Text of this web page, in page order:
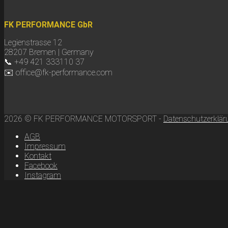
FK PERFORMANCE GbR
Legienstrasse 12
28207 Bremen | Germany
📞 +49 421 333110 37
✉️ office@fk-performance.com
2026 © FK PERFORMANCE MOTORSPORT -
AGB
Impressum
Kontakt
Facebook
Instagram